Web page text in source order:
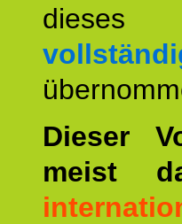
dieses
Dieser
meist